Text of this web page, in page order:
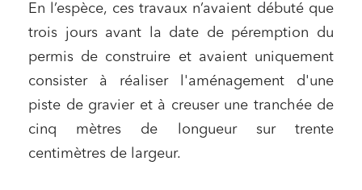
En l’espèce, ces travaux n’avaient débuté que
trois jours avant la date de péremption du
permis de construire et avaient uniquement
consister à réaliser l'aménagement d'une
piste de gravier et à creuser une tranchée de
cinq mètres de longueur sur trente
centimètres de largeur.